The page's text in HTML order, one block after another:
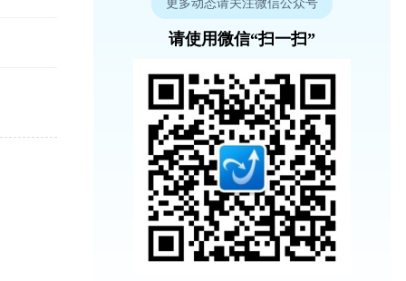
更多动态请关注微信公众号
请使用微信“扫一扫”